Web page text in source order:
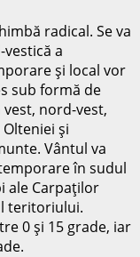
radical. Se va
a
şi local vor
sub formă de
nord-vest,
şi
Vântul va
în sudul
ale Carpaţilor
teritoriului.
0 şi 15 grade, iar